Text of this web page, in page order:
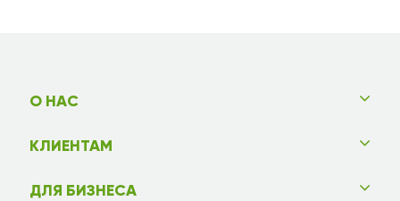
О НАС
КЛИЕНТАМ
ДЛЯ БИЗНЕСА